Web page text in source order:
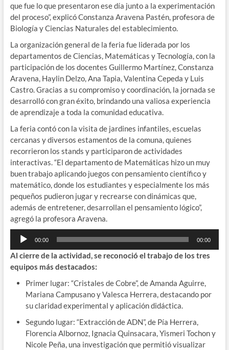
que fue lo que presentaron ese día junto a la experimentación
del proceso”, explicó Constanza Aravena Pastén, profesora de
Biología y Ciencias Naturales del establecimiento.
La organización general de la feria fue liderada por los
departamentos de Ciencias, Matemáticas y Tecnología, con la
participación de los docentes Guillermo Martínez, Constanza
Aravena, Haylin Delzo, Ana Tapia, Valentina Cepeda y Luis
Castro. Gracias a su compromiso y coordinación, la jornada se
desarrolló con gran éxito, brindando una valiosa experiencia
de aprendizaje a toda la comunidad educativa.
La feria contó con la visita de jardines infantiles, escuelas
cercanas y diversos estamentos de la comuna, quienes
recorrieron los stands y participaron de actividades
interactivas. “El departamento de Matemáticas hizo un muy
buen trabajo aplicando juegos con pensamiento científico y
matemático, donde los estudiantes y especialmente los más
pequeños pudieron jugar y recrearse con dinámicas que,
además de entretener, desarrollan el pensamiento lógico”,
agregó la profesora Aravena.
Reproductor
audio
00:00 00:00
Al cierre de la actividad, se reconoció el trabajo de los tres
equipos más destacados:
Primer lugar: “Cristales de Cobre”, de Amanda Aguirre,
Mariana Campusano y Valesca Herrera, destacando por
su claridad experimental y aplicación didáctica.
Segundo lugar: “Extracción de ADN”, de Pía Herrera,
Florencia Albornoz, Ignacia Quinsacara, Yismeri Tochon y
Nicole Peña, una investigación que permitió visualizar